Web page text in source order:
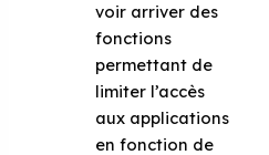
voir arriver des
fonctions
permettant de
limiter l’accès
aux applications
en fonction de